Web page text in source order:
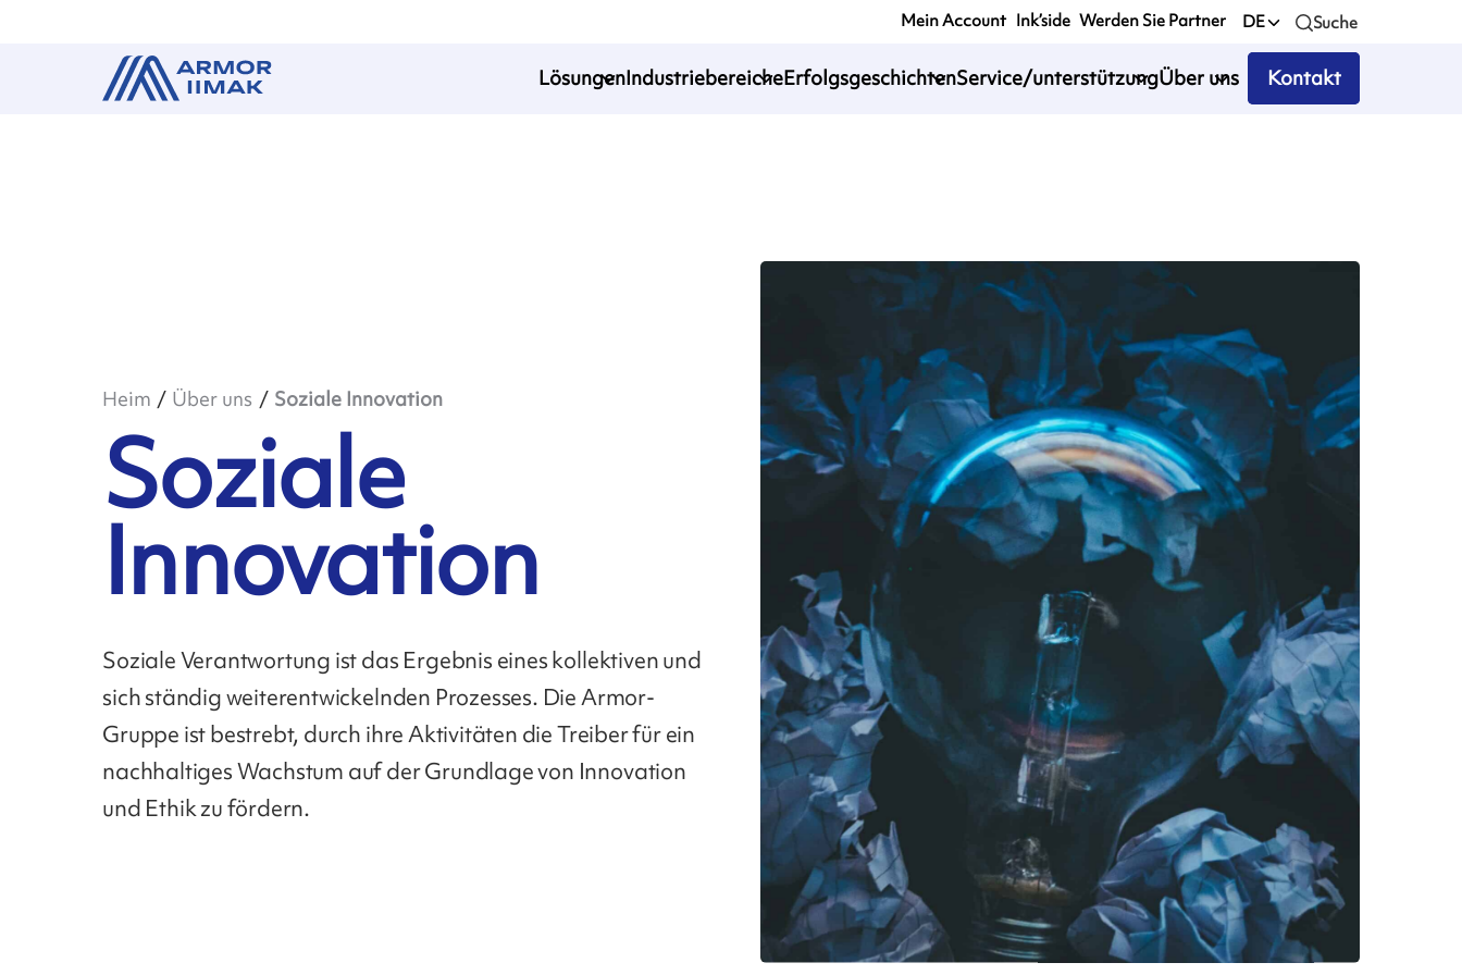
Mein Account Ink’side Werden Sie Partner DE Suche
LösungenIndustriebereicheErfolgsgeschichtenService/unterstützungÜber uns Kontakt
Heim Über uns Soziale Innovation
Soziale
Innovation
Soziale Verantwortung ist das Ergebnis eines kollektiven und
sich ständig weiterentwickelnden Prozesses. Die Armor-
Gruppe ist bestrebt, durch ihre Aktivitäten die Treiber für ein
nachhaltiges Wachstum auf der Grundlage von Innovation
und Ethik zu fördern.